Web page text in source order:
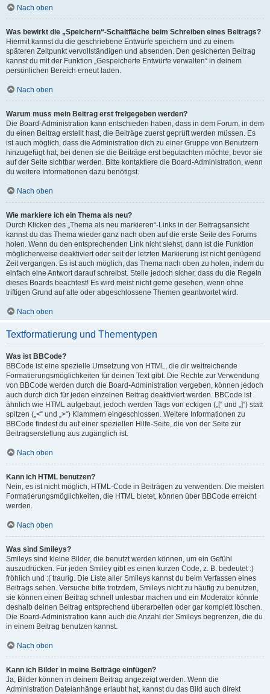
Nach oben
Was bewirkt die „Speichern“-Schaltfläche beim Schreiben eines Beitrags?
Hiermit kannst du die geschriebene Entwürfe speichern und zu einem
späteren Zeitpunkt vervollständigen und absenden. Den gesicherten Beitrag
kannst du mit der Funktion „Gespeicherte Entwürfe verwalten“ in deinem
persönlichen Bereich erneut laden.
Nach oben
Warum muss mein Beitrag erst freigegeben werden?
Die Board-Administration kann entschieden haben, dass in dem Forum, in dem
du einen Beitrag erstellt hast, die Beiträge zuerst geprüft werden müssen. Es
ist auch möglich, dass die Administration dich zu einer Gruppe von Benutzern
hinzugefügt hat, bei denen sie die Beiträge erst begutachten möchte, bevor sie
auf der Seite sichtbar werden. Bitte kontaktiere die Board-Administration, wenn
du weitere Informationen dazu benötigst.
Nach oben
Wie markiere ich ein Thema als neu?
Durch Klicken des „Thema als neu markieren“-Links in der Beitragsansicht
kannst du das Thema wieder ganz nach oben auf die erste Seite des Forums
holen. Wenn du den entsprechenden Link nicht siehst, dann ist die Funktion
möglicherweise deaktiviert oder seit der letzten Markierung ist nicht genügend
Zeit vergangen. Es ist auch möglich, das Thema nach oben zu holen, indem du
einfach eine Antwort darauf schreibst. Stelle jedoch sicher, dass du die Regeln
dieses Boards beachtest! Es wird meist nicht gerne gesehen, wenn ohne
triftigen Grund auf alte oder abgeschlossene Themen geantwortet wird.
Nach oben
Textformatierung und Thementypen
Was ist BBCode?
BBCode ist eine spezielle Umsetzung von HTML, die dir weitreichende
Formatierungsmöglichkeiten für deinen Text gibt. Die Rechte zur Verwendung
von BBCode werden durch die Board-Administration vergeben, können jedoch
auch durch dich für jeden einzelnen Beitrag deaktiviert werden. BBCode ist
ähnlich wie HTML aufgebaut, jedoch werden Tags von eckigen („[“ und „]“) statt
spitzen („<“ und „>“) Klammern eingeschlossen. Weitere Informationen zu
BBCode findest du auf einer speziellen Hilfe-Seite, die von der Seite zur
Beitragserstellung aus zugänglich ist.
Nach oben
Kann ich HTML benutzen?
Nein, es ist nicht möglich, HTML-Code in Beiträgen zu verwenden. Die meisten
Formatierungsmöglichkeiten, die HTML bietet, können über BBCode erreicht
werden.
Nach oben
Was sind Smileys?
Smileys sind kleine Bilder, die benutzt werden können, um ein Gefühl
auszudrücken. Für jeden Smiley gibt es einen kurzen Code, z. B. bedeutet :)
fröhlich und :( traurig. Die Liste aller Smileys kannst du beim Verfassen eines
Beitrags sehen. Versuche bitte trotzdem, Smileys nicht zu häufig zu benutzen,
sie können einen Beitrag schnell unlesbar machen und ein Moderator könnte
deshalb deinen Beitrag entsprechend überarbeiten oder gar komplett löschen.
Die Board-Administration kann auch die Anzahl der Smileys begrenzen, die du
in einem Beitrag benutzen kannst.
Nach oben
Kann ich Bilder in meine Beiträge einfügen?
Ja, Bilder können in deinem Beitrag angezeigt werden. Wenn die
Administration Dateianhänge erlaubt hat, kannst du das Bild auch direkt